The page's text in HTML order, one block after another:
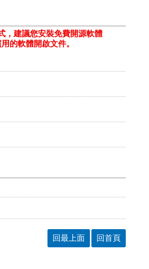
，建議您安裝免費開源軟體
的軟體開啟文件。
回最上面 回首頁